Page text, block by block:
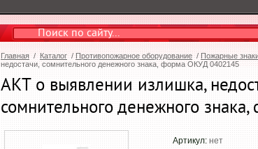
Главная / Каталог /Противопожарное оборудование /Пожарные
недостачи, сомнительного денежного знака, форма ОКУД 0402145
АКТ о выявлении излишка,
сомнительного денежного
Артикул: нет